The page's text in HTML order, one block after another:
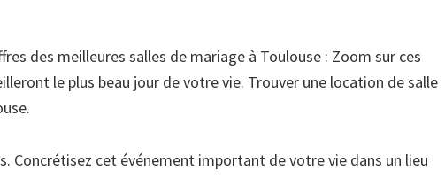
des meilleures salles de mariage à Toulouse : Zoom sur ces
le plus beau jour de votre vie. Trouver une location de salle
Concrétisez cet événement important de votre vie dans un lieu